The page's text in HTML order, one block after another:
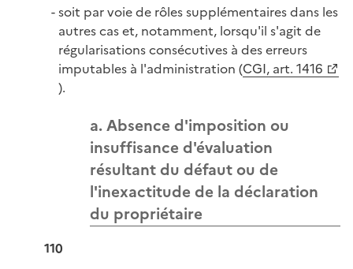
soit par voie de rôles supplémentaires dans les
autres cas et, notamment, lorsqu'il s'agit de
régularisations consécutives à des erreurs
imputables à l'administration (CGI, art. 1416
).
a. Absence d'imposition ou
insuffisance d'évaluation
résultant du défaut ou de
l'inexactitude de la déclaration
du propriétaire
110